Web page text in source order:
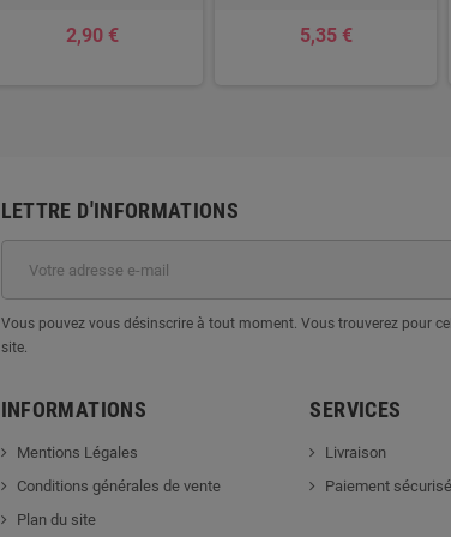
2,90 € 5,35 €
LETTRE D'INFORMATIONS
Vous pouvez vous désinscrire à tout moment. Vous trouverez pour
site.
INFORMATIONS
Mentions Légales
Conditions générales de vente
Plan du site
SERVICES
Livraison
Paiement sécurisé